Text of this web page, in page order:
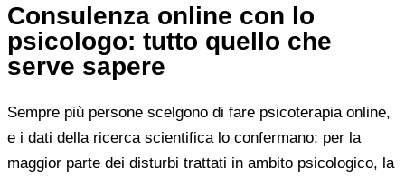
Consulenza online con lo
psicologo: tutto quello che
serve sapere
Sempre più persone scelgono di fare psicoterapia online,
e i dati della ricerca scientifica lo confermano: per la
maggior parte dei disturbi trattati in ambito psicologico, la